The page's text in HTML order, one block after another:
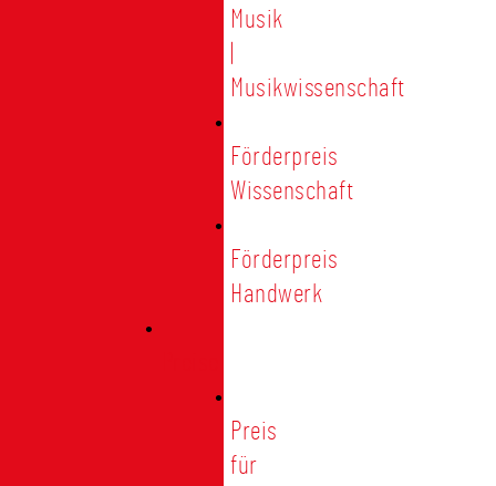
Musik
Musikwissenschaft
Förderpreis
Wissenschaft
Förderpreis
Handwerk
Preis
für